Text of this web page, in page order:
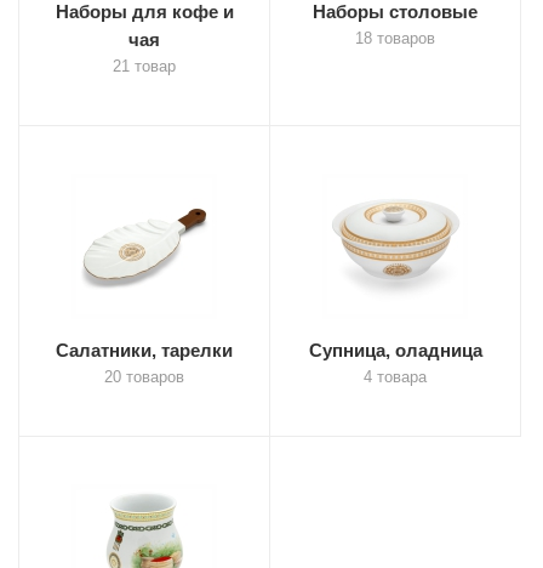
Наборы для кофе и
чая
21 товар
Наборы столовые
18 товаров
Салатники, тарелки
20 товаров
Супница, оладница
4 товара